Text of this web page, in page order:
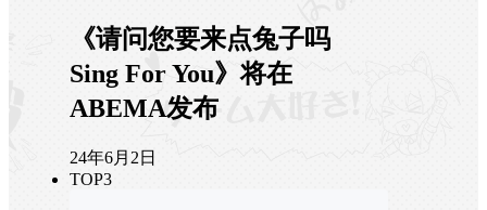
《请问您要来点兔子吗
Sing For You》将在
ABEMA发布
24年6月2日
TOP3